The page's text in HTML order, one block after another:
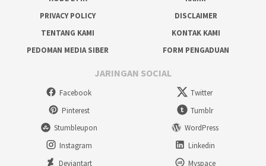
PRIVACY POLICY
DISCLAIMER
TENTANG KAMI
KONTAK KAMI
PEDOMAN MEDIA SIBER
FORM PENGADUAN
JARINGAN SOCIAL
Facebook
Twitter
Pinterest
Tumblr
Stumbleupon
WordPress
Instagram
Linkedin
Deviantart
Myspace